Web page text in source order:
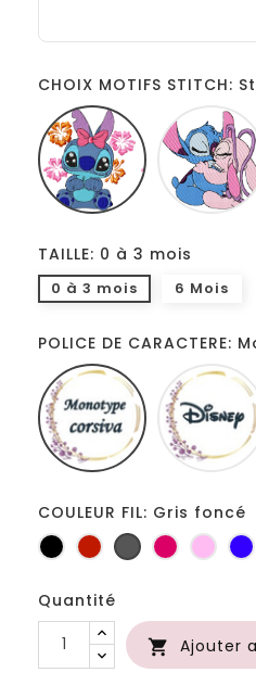
CHOIX MOTIFS
noeud
fleurs
TAILLE: 0 à 3 mois
0 à 3 mois 6 Mois
POLICE DE
Monotype
corsiva
COULEUR FIL: Gris foncé
Noir RougeGris
foncé
Fuchsia
Rose
Quantité
 Ajouter